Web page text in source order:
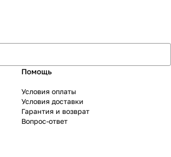
Помощь
Условия оплаты
Условия доставки
Гарантия и возврат
Вопрос-ответ